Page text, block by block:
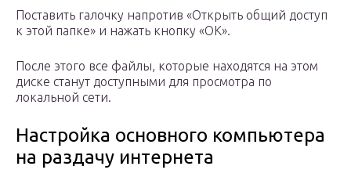
Поставить галочку напротив «Открыть общий доступ
к этой папке» и нажать кнопку «ОК».
После этого все файлы, которые находятся на этом
диске станут доступными для просмотра по
локальной сети.
Настройка основного компьютера
на раздачу интернета